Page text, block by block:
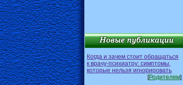
Когда и зачем стоит обращаться
к врачу-психиатру: симптомы,
которые нельзя игнорировать
[Родителям]